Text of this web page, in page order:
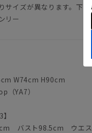
イズが異なります。下記
リー
W74cm H90cm
（YA7）
バスト98.5cm ウ